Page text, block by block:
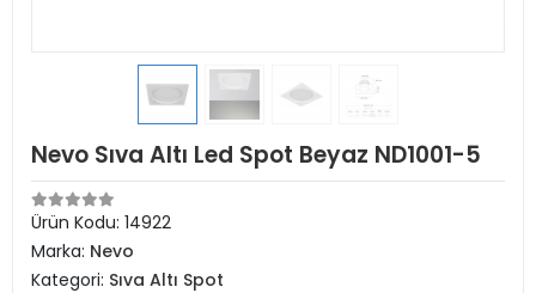
Nevo Sıva Altı Led Spot Beyaz ND1001-5
Ürün Kodu: 14922
Marka: Nevo
Kategori: Sıva Altı Spot